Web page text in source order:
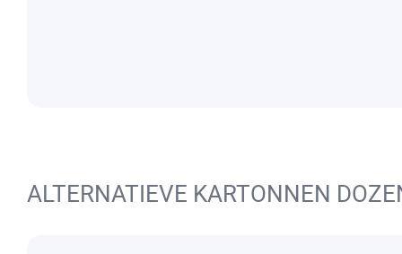
ALTERNATIEVE KARTONNEN